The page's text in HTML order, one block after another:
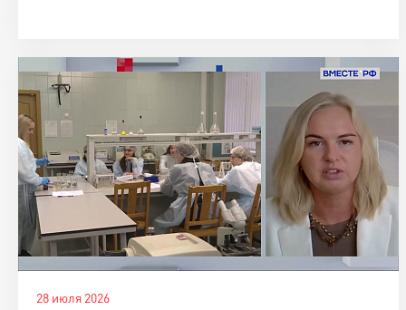
28 июля 2026